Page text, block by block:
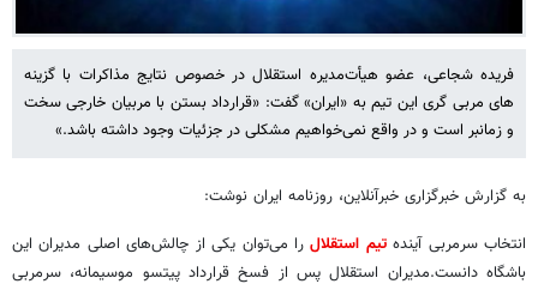
فریده شجاعی، عضو هیأت‌مدیره استقلال در خصوص نتایج مذاکرات با گزینه
های مربی گری این تیم به «ایران» گفت: «قرارداد بستن با مربیان خارجی سخت
و زمانبر است و در واقع نمی‌خواهیم مشکلی در جزئیات وجود داشته باشد.»
به گزارش خبرگزاری خبرآنلاین، روزنامه ایران نوشت:
انتخاب سرمربی آیندهتیم استقلالرا می‌توان یکی از چالش‌های اصلی مدیران این
باشگاه دانست.مدیران استقلال پس از فسخ قرارداد پیتسو موسیمانه، سرمربی